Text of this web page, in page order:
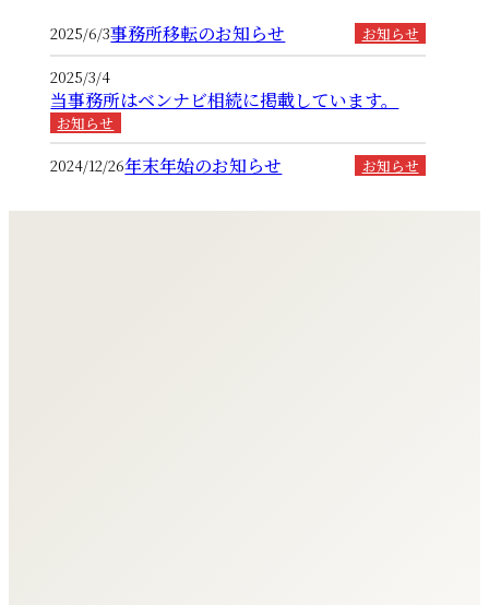
2025/6/3事務所移転のお知らせ お知らせ
2025/3/4
当事務所はベンナビ相続に掲載しています。
お知らせ
2024/12/26年末年始のお知らせ お知らせ